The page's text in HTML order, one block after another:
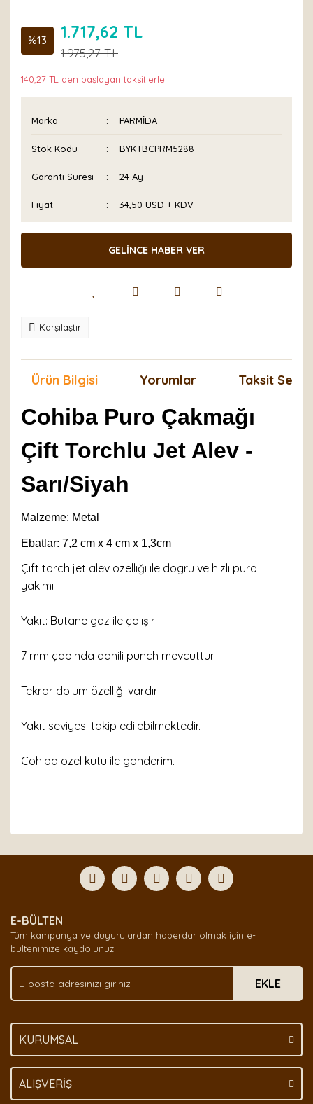
%13 1.717,62 TL
1.975,27 TL
140,27 TL den başlayan taksitlerle!
Marka PARMİDA
Stok Kodu BYKTBCPRM5288
Garanti Süresi 24 Ay
Fiyat 34,50 USD + KDV
GELİNCE HABER VER
Karşılaştır
Ürün Bilgisi Yorumlar Taksit
Cohiba Puro Çakmağı
Çift Torchlu Jet Alev -
Sarı/Siyah
Malzeme: Metal
Ebatlar: 7,2 cm x 4 cm x 1,3cm
Çift torch jet alev özelliği ile dogru ve hızlı puro
yakımı
Yakıt: Butane gaz ile çalışır
7 mm çapında dahili punch mevcuttur
Tekrar dolum özelliği vardır
Yakıt seviyesi takip edilebilmektedir.
Cohiba özel kutu ile gönderim.
Yorum Yaz
formunu kullanarak tarafımıza iletebilirsiniz.
Görüş ve önerileriniz için teşekkür ederiz.
Ürün açıklamasında eksik bilgiler bulunuyor.
Ürün bilgilerinde hatalar bulunuyor.
Ürün fiyatı diğer sitelerden daha pahalı.
Bu ürüne benzer farklı alternatifler olmalı.
E-BÜLTEN
Tüm kampanya ve duyurulardan haberdar olmak için e-
bültenimize kaydolunuz.
EKLE
KURUMSAL
ALIŞVERİŞ